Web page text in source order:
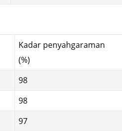
Kadar penyahgaraman
(%)
98
98
97